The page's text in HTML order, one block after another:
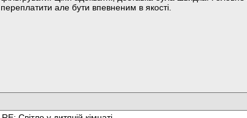
переплатити але бути впевненим в якості.